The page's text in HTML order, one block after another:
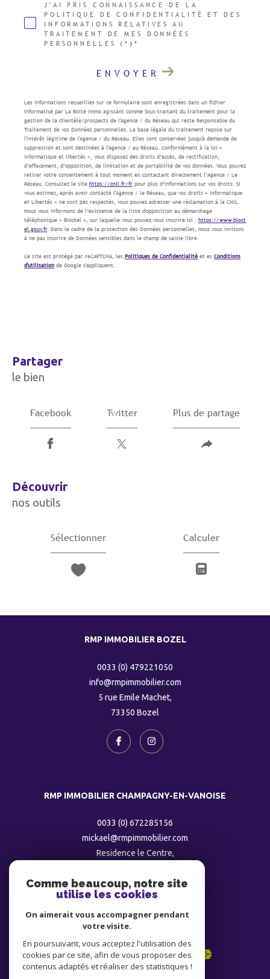
J'AI PRIS CONNAISSANCE DE LA
POLITIQUE DE CONFIDENTIALITÉ ET DES
INFORMATIONS RELATIVES AU
TRAITEMENT DE MES DONNÉES
PERSONNELLES (*)*
ENVOYER
Les informations recueillies sur ce formulaire sont enregistrées dans un fichier
informatisé par La Boite Immo agissant comme Sous-traitant du traitement pour la
gestion de la clientèle/prospects de l'Agence / du Réseau qui reste Responsable du
Traitement de vos Données personnelles. La base légale du traitement repose sur
l'intérêt légitime de l'Agence / du Réseau. Elles sont conservées jusqu'à demande de
suppression et sont destinées à l'Agence / au Réseau. Conformément à la loi «
informatique et libertés », vous disposez des droits d’accès, de rectification,
d’effacement, d’opposition, de limitation et de portabilité de vos données. Vous pouvez
retirer votre consentement à tout moment en contactant directement l’Agence / Le
Réseau. Consultez le site https://cnil.fr/fr pour plus d’informations sur vos droits. Si
vous estimez, après avoir contacté l'Agence / le Réseau, que vos droits « Informatique
et Libertés » ne sont pas respectés, vous pouvez adresser une réclamation à la CNIL.
Nous vous informons de l’existence de la liste d'opposition au démarchage
téléphonique « Bloctel », sur laquelle vous pouvez vous inscrire ici : https://www.bloct
el.gouv.fr. Dans le cadre de la protection des Données personnelles, nous vous invitons
à ne pas inscrire de Données sensibles dans le champ de saisie libre.
Ce site est protégé par reCAPTCHA, les Politiques de Confidentialité et es Conditions
d'utilisation de Google s'appliquent.
partager
le bien
Facebook Twitter Plus de partage
découvrir
nos outils
Sélectionner Calculer
RMP IMMOBILIER BOZEL
0033 (0) 479221050
info@rmpimmobilier.com
5 rue Emile Machet,
73350
bozel
RMP IMMOBILIER CHAMPAGNY-EN-VANOISE
0033 (0) 672285156
mickael@rmpimmobilier.com
Residence le Centre,
ADHÉRENTS
Comme beaucoup, notre site
utilise les cookies
On aimerait vous accompagner pendant
votre visite.
En poursuivant, vous acceptez l'utilisation des
cookies par ce site, afin de vous proposer des
contenus adaptés et réaliser des statistiques !